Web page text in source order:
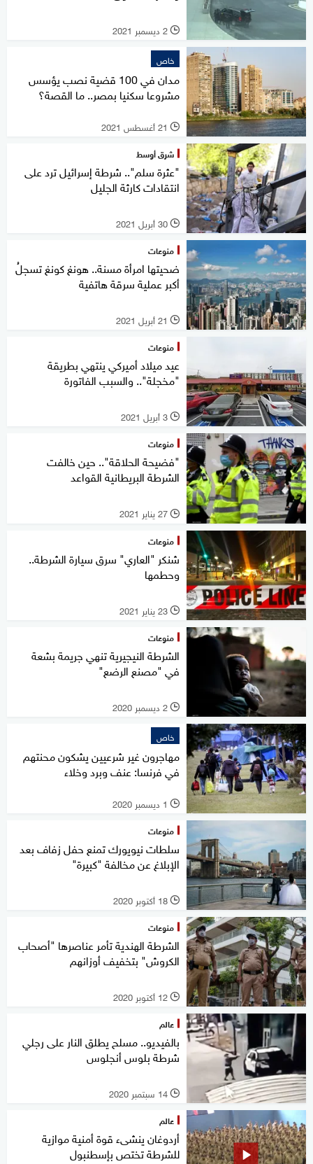
l 2 ديسمبر 2021
خاص
مدان في 100 قضية نصب يؤسس
مشروعا سكنيا بمصر.. ما القصة؟
l 21 أغسطس 2021
شرق أوسط
"عثرة سلم".. شرطة إسرائيل ترد على
انتقادات كارثة الجليل
l 30 أبريل 2021
منوعات
ضحيتها امرأة مسنة.. هونغ كونغ تسجلُ
أكبر عملية سرقة هاتفية
l 21 أبريل 2021
منوعات
عيد ميلاد أميركي ينتهي بطريقة
"مخجلة".. والسبب الفاتورة
l 3 أبريل 2021
منوعات
"فضيحة الحلاقة".. حين خالفت
الشرطة البريطانية القواعد
l 27 يناير 2021
منوعات
شنكر "العاري" سرق سيارة الشرطة..
وحطمها
l 23 يناير 2021
منوعات
الشرطة النيجيرية تنهي جريمة بشعة
في "مصنع الرضع"
l 2 ديسمبر 2020
خاص
مهاجرون غير شرعيين يشكون محنتهم
في فرنسا: عنف وبرد وخلاء
l 1 ديسمبر 2020
منوعات
سلطات نيويورك تمنع حفل زفاف بعد
الإبلاغ عن مخالفة "كبيرة"
l 18 أكتوبر 2020
منوعات
الشرطة الهندية تأمر عناصرها "أصحاب
الكروش" بتخفيف أوزانهم
l 12 أكتوبر 2020
عالم
بالفيديو.. مسلح يطلق النار على رجلي
شرطة بلوس أنجلوس
l 14 سبتمبر 2020
عالم
أردوغان ينشىء قوة أمنية موازية
للشرطة تختص بإسطنبول